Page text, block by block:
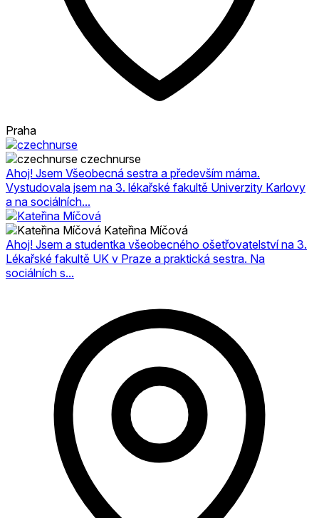
Praha
czechnurse
Ahoj! Jsem Všeobecná sestra a především máma.
Vystudovala jsem na 3. lékařské fakultě Univerzity Karlovy
a na sociálních...
Kateřina Míčová
Ahoj! Jsem a studentka všeobecného ošetřovatelství na 3.
Lékařské fakultě UK v Praze a praktická sestra. Na
sociálních s...